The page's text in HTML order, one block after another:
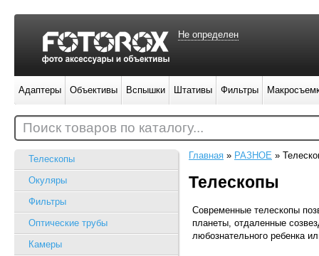
Телескопы
Окуляры
Фильтры
Оптические трубы
Камеры
Главная » РАЗНОЕ »
Телескопы
Современные телескопы
планеты, отдаленные
любознательного ребенка
Не определен
Адаптеры Объективы Вспышки Штативы Фильтры
Поиск товаров по каталогу...